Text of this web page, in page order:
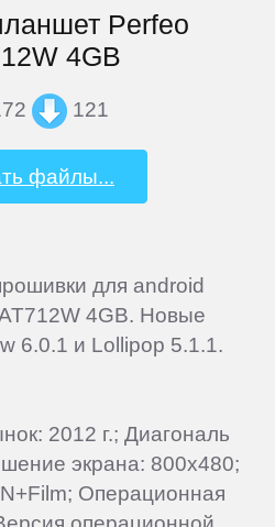
Perfeo
4GB
121
файлы...
для android
4GB. Новые
6.0.1 и Lollipop 5.1.1.
2012 г.; Диагональ
экрана: 800x480;
Операционная